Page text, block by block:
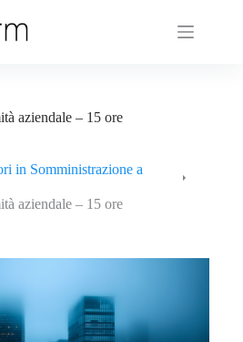
aziendale – 15 ore
in Somministrazione a
aziendale – 15 ore